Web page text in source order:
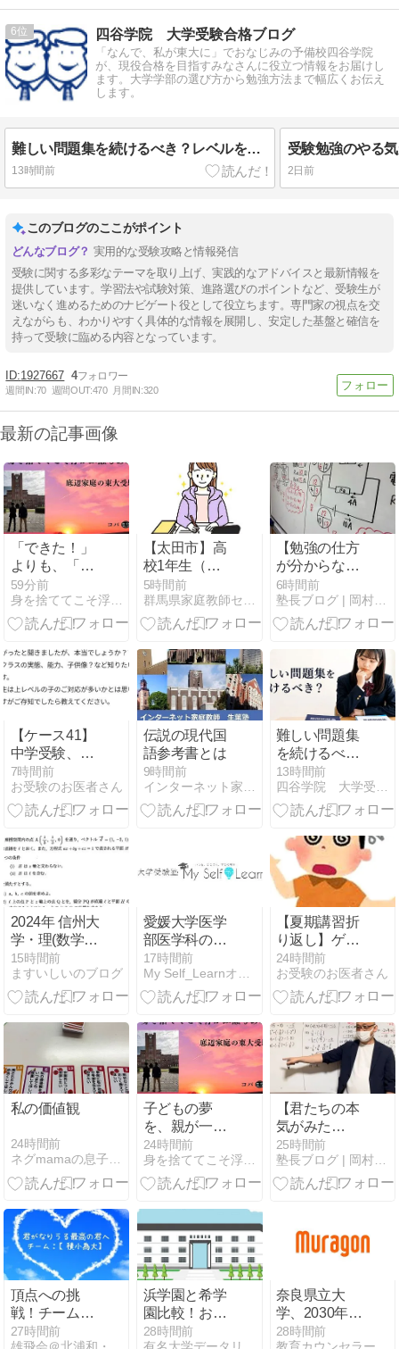
6 四谷学院 大学受験合格ブログ
「なんで、私が東大に」でおなじみの予備校四谷学院
が、現役合格を目指すみなさんに役立つ情報をお届けし
ます。大学学部の選び方から勉強方法まで幅広くお伝え
します。
難しい問題集を続けるべき？レベルを下げたほうがよいサイン
13時間前 2日前
このブログのここがポイント
実用的な受験攻略と情報発信
受験に関する多彩なテーマを取り上げ、実践的なアドバイスと最新情報を
提供しています。学習法や試験対策、進路選びのポイントなど、受験生が
迷いなく進めるためのナビゲート役として役立ちます。専門家の視点を交
えながらも、わかりやすく具体的な情報を展開し、安定した基盤と確信を
持って受験に臨める内容となっています。
1927667 4
週間IN:70 週間OUT:470 月間IN:320
最新の記事画像
「できた！」
よりも、「で
きるようにな
ったね。」
59分前
身を捨ててこそ浮かぶ瀬もあれ〜底辺家庭の東大受験〜
【太田市】高
校1年生（女
子）｜特進コ
ース在籍・英
語または数学
てくださる女
性の先生募
集！
5時間前
【勉強の仕方
が分からな
い？】便利な
言葉だよね
ー、でもね間
6時間前
塾長ブログ | 岡村塾 大阪茨木の学習塾
【ケース41】
中学受験、基
本校から中堅
校受験層はど
う変わった
マロ】
7時間前
お受験のお医者さん
伝説の現代国
語参考書とは
9時間前
インターネット家庭教師（ikuha.com）のブログ
難しい問題集
を続けるべ
き？レベルを
下げたほうが
よいサイン
13時間前
四谷学院 大学受験合格ブログ
2024年 信州大
学・理(数学
科) 数学 第３
問
15時間前
ますいしいのブログ
愛媛大学医学
部医学科の偏
差値・倍率・
入試科目｜
2026年度入試
ら解説
17時間前
My Self_Learnオフィシャルブログ
【夏期講習折
り返し】ゲー
ム依存症にご
注意を
24時間前
お受験のお医者さん
私の価値観
24時間前
ネグmamaの息子は京大へ
子どもの夢
を、親が一番
最初に信じて
あげてくださ
い。
24時間前
身を捨ててこそ浮かぶ瀬もあれ〜底辺家庭の東大受験〜
【君たちの本
気がみた
い！】中１生
たちのプライ
ドとこだわり
25時間前
塾長ブログ | 岡村塾 大阪茨木の学習塾
頂点への挑
戦！チーム
【積小為大】
27時間前
浜学園と希学
園比較！おす
すめはどっ
28時間前
奈良県立大
学、2030年度
に理系学科新
28時間前